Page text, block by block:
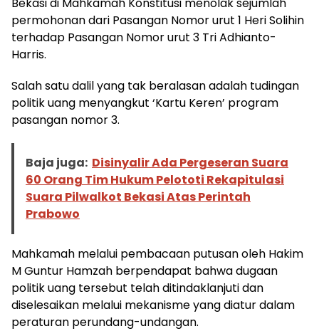
permohonan dari Pasangan Nomor urut 1 Heri Solihin
terhadap Pasangan Nomor urut 3 Tri Adhianto-
Harris.
Salah satu dalil yang tak beralasan adalah tudingan
politik uang menyangkut ‘Kartu Keren’ program
pasangan nomor 3.
Baja juga: Disinyalir Ada Pergeseran Suara
60 Orang Tim Hukum Pelototi Rekapitulasi
Suara Pilwalkot Bekasi Atas Perintah
Prabowo
Mahkamah melalui pembacaan putusan oleh Hakim
M Guntur Hamzah berpendapat bahwa dugaan
politik uang tersebut telah ditindaklanjuti dan
diselesaikan melalui mekanisme yang diatur dalam
peraturan perundang-undangan.